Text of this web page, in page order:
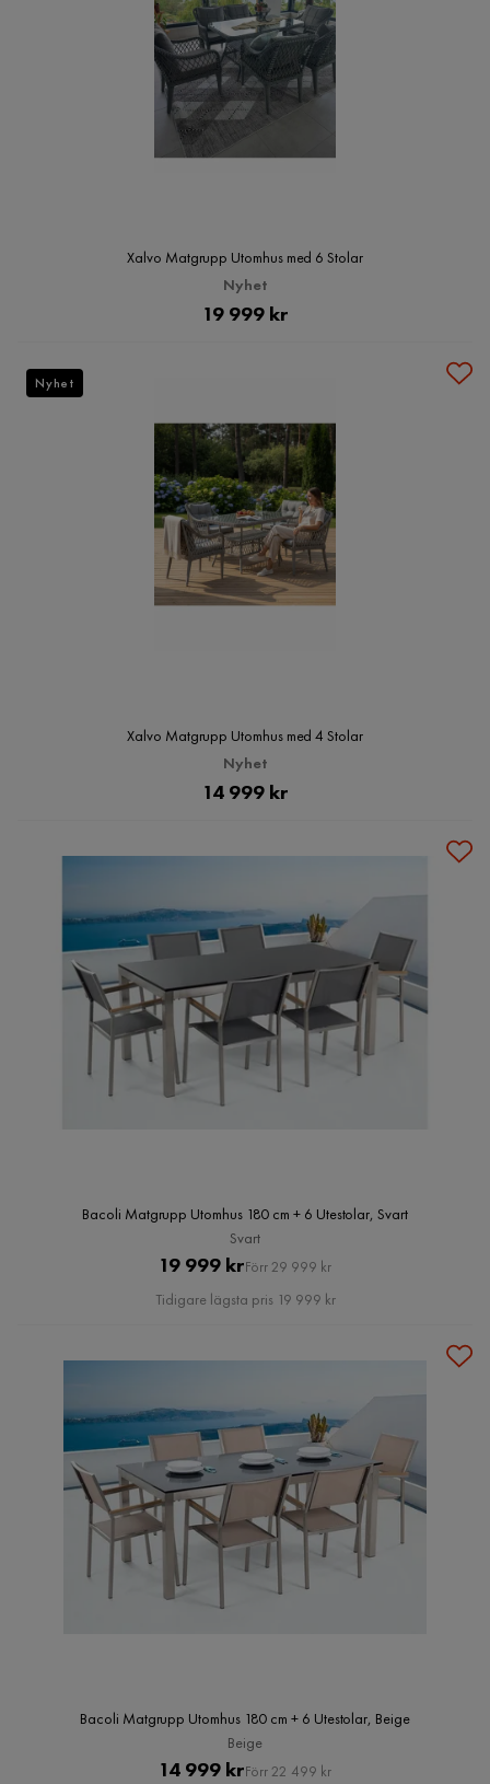
Xalvo Matgrupp Utomhus med 6 Stolar
Nyhet
Pris
19 999 kr
Xalvo Matgrupp Utomhus med 4 Stolar
Nyhet
Pris
14 999 kr
Nyhet
Bacoli Matgrupp Utomhus 180 cm + 6 Utestolar, Svart
Svart
Pris
19 999 krOriginal
Pris
Förr 29 999 kr
Tidigare lägsta pris 19 999 kr
Bacoli Matgrupp Utomhus 180 cm + 6 Utestolar, Beige
Beige
Pris
14 999 krOriginal
Förr 22 499 kr